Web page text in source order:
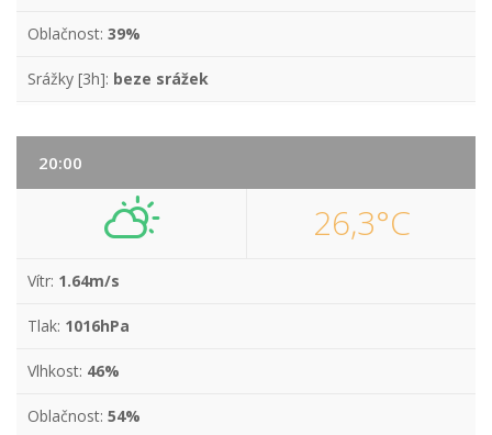
Oblačnost: 39%
Srážky [3h]: beze srážek
20:00
26,3°C
Vítr: 1.64m/s
Tlak: 1016hPa
Vlhkost: 46%
Oblačnost: 54%